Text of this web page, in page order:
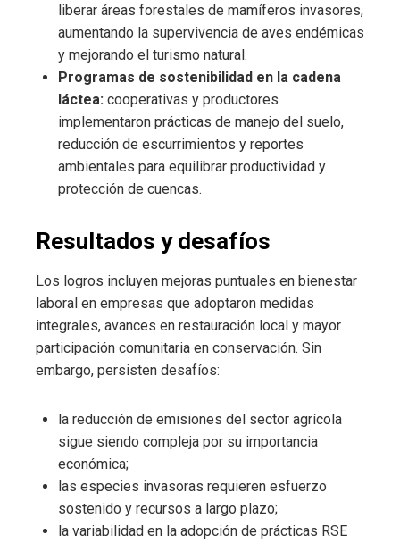
liberar áreas forestales de mamíferos invasores,
aumentando la supervivencia de aves endémicas
y mejorando el turismo natural.
Programas de sostenibilidad en la cadena
láctea: cooperativas y productores
implementaron prácticas de manejo del suelo,
reducción de escurrimientos y reportes
ambientales para equilibrar productividad y
protección de cuencas.
Resultados y desafíos
Los logros incluyen mejoras puntuales en bienestar
laboral en empresas que adoptaron medidas
integrales, avances en restauración local y mayor
participación comunitaria en conservación. Sin
embargo, persisten desafíos:
la reducción de emisiones del sector agrícola
sigue siendo compleja por su importancia
económica;
las especies invasoras requieren esfuerzo
sostenido y recursos a largo plazo;
la variabilidad en la adopción de prácticas RSE